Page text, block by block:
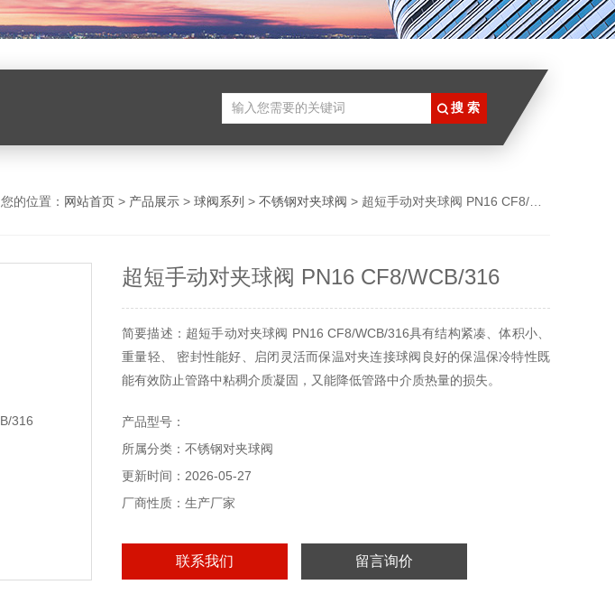
您的位置： 网站首页 > 产品展示 > 球阀系列 > 不锈钢对夹球阀 > 超短手动对夹球阀 PN16 CF8/WCB/316
超短手动对夹球阀 PN16 CF8/WCB/316
简要描述：超短手动对夹球阀 PN16 CF8/WCB/316具有结构紧凑、体积小、
重量轻、 密封性能好、启闭灵活而保温对夹连接球阀良好的保温保冷特性既
能有效防止管路中粘稠介质凝固，又能降低管路中介质热量的损失。
冶金、制药、食品等各类系统中。应用规范公称压力：1.6-2.5MPa 适用温度
范围：-20~232℃-350℃
产品型号：
所属分类：不锈钢对夹球阀
更新时间：2026-05-27
厂商性质：生产厂家
联系我们 留言询价